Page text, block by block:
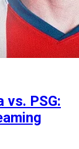
vs. PSG: